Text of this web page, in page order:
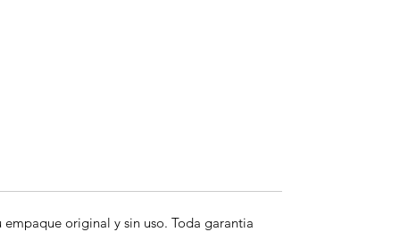
original y sin uso. Toda garantia